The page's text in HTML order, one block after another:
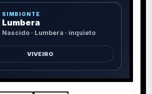
SIMBIONTE
Lumbera
Nascido · Lumbera · inquieto
VIVEIRO